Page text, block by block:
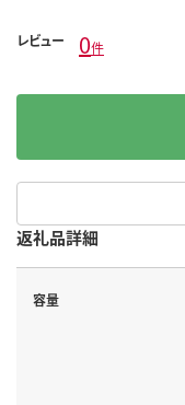
レビュー 0件
返礼品詳細
容量